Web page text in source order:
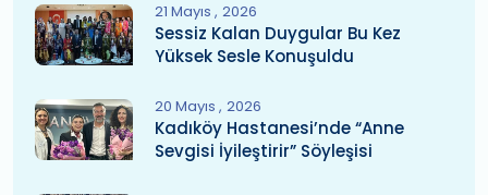
21 Mayıs 2026
Sessiz Kalan Duygular Bu Kez
Yüksek Sesle Konuşuldu
20 Mayıs 2026
Kadıköy Hastanesi’nde “Anne
Sevgisi İyileştirir” Söyleşisi